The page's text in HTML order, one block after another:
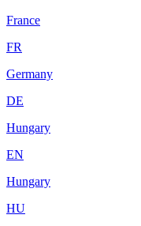
France
FR
Germany
DE
Hungary
EN
Hungary
HU